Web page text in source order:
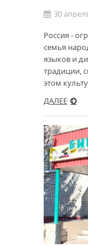
30
Россия -
семья
языков и
традиции,
этом
ДАЛЕЕ